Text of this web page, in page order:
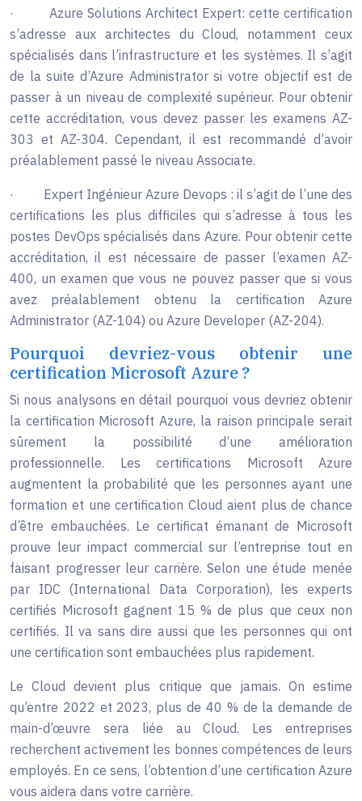
·
Azure Solutions Architect Expert: cette certification
s’adresse aux architectes du Cloud, notamment ceux
spécialisés dans l’infrastructure et les systèmes. Il s’agit
de la suite d’Azure Administrator si votre objectif est de
passer à un niveau de complexité supérieur. Pour obtenir
cette accréditation, vous devez passer les examens AZ-
303 et AZ-304. Cependant, il est recommandé d’avoir
préalablement passé le niveau Associate.
·
Expert Ingénieur Azure Devops : il s’agit de l’une des
certifications les plus difficiles qui s’adresse à tous les
postes DevOps spécialisés dans Azure. Pour obtenir cette
accréditation, il est nécessaire de passer l’examen AZ-
400, un examen que vous ne pouvez passer que si vous
avez préalablement obtenu la certification Azure
Administrator (AZ-104) ou Azure Developer (AZ-204).
Pourquoi devriez-vous obtenir une
certification Microsoft Azure ?
Si nous analysons en détail pourquoi vous devriez obtenir
la certification Microsoft Azure, la raison principale serait
sûrement la possibilité d’une amélioration
professionnelle. Les certifications Microsoft Azure
augmentent la probabilité que les personnes ayant une
formation et une certification Cloud aient plus de chance
d’être embauchées. Le certificat émanant de Microsoft
prouve leur impact commercial sur l’entreprise tout en
faisant progresser leur carrière. Selon une étude menée
par IDC (International Data Corporation), les experts
certifiés Microsoft gagnent 15 % de plus que ceux non
certifiés. Il va sans dire aussi que les personnes qui ont
une certification sont embauchées plus rapidement.
Le Cloud devient plus critique que jamais. On estime
qu’entre 2022 et 2023, plus de 40 % de la demande de
main-d’œuvre sera liée au Cloud. Les entreprises
recherchent activement les bonnes compétences de leurs
employés. En ce sens, l’obtention d’une certification Azure
vous aidera dans votre carrière.